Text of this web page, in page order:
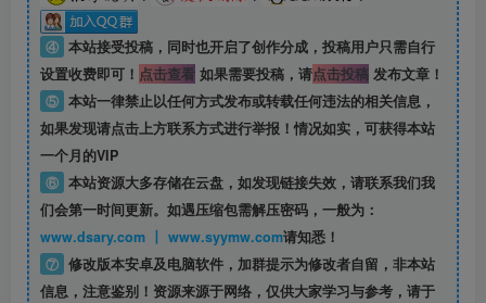
④ 本站接受投稿，同时也开启了创作分成，投稿用户只需自行
设置收费即可！ 点击查看如果需要投稿，请点击投稿发布文章！
⑤ 本站一律禁止以任何方式发布或转载任何违法的相关信息，
如果发现请点击上方联系方式进行举报！情况如实，可获得本站
一个月的VIP
⑥ 本站资源大多存储在云盘，如发现链接失效，请联系我们我
们会第一时间更新。如遇压缩包需解压密码，一般为：
www.dsary.com 丨 www.syymw.com请知悉！
⑦ 修改版本安卓及电脑软件，加群提示为修改者自留， 非本站
信息，注意鉴别！资源来源于网络，仅供大家学习与参考，请于